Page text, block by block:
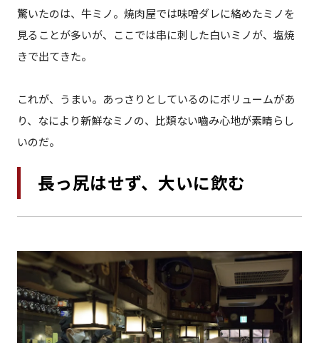
驚いたのは、牛ミノ。焼肉屋では味噌ダレに絡めたミノを
見ることが多いが、ここでは串に刺した白いミノが、塩焼
きで出てきた。
これが、うまい。あっさりとしているのにボリュームがあ
り、なにより新鮮なミノの、比類ない嚙み心地が素晴らし
いのだ。
長っ尻はせず、大いに飲む